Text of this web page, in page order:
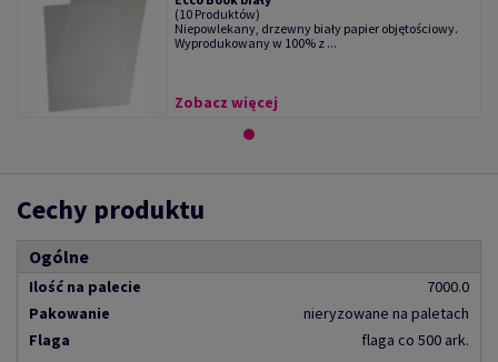
(10 Produktów)
Niepowlekany, drzewny biały papier objętościowy.
Wyprodukowany w 100% z ...
Zobacz więcej
Cechy produktu
Ogólne
Ilość na palecie
7000.0
Pakowanie
nieryzowane na paletach
Flaga
flaga co 500 ark.